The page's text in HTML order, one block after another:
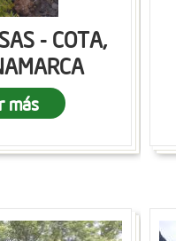
- COTA,
más